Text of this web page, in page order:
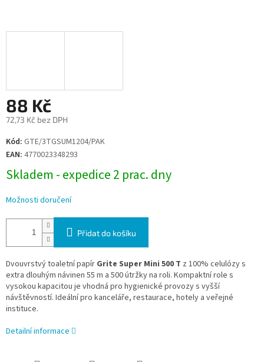
88 Kč
72,73 Kč bez DPH
Měrná
cena:
Kód: GTE/3TGSUM1204/PAK
EAN: 4770023348293
Skladem - expedice 2 prac. dny
Možnosti doručení
Přidat do košíku
Dvouvrstvý toaletní papír Grite Super Mini 500 T z 100% celulózy s
extra dlouhým návinen 55 m a 500 útržky na roli. Kompaktní role s
vysokou kapacitou je vhodná pro hygienické provozy s vyšší
návštěvností. Ideální pro kanceláře, restaurace, hotely a veřejné
instituce.
Detailní informace